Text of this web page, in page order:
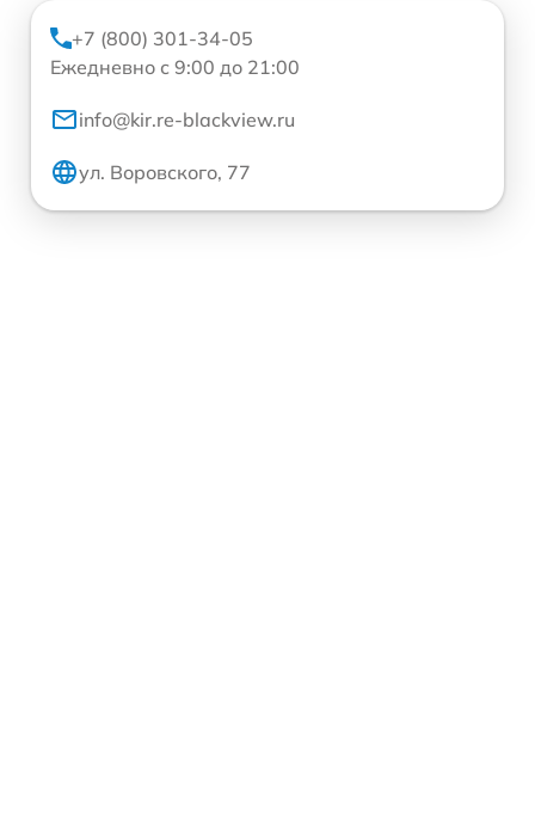
+7 (800) 301-34-05
Ежедневно с 9:00 до 21:00
info@kir.re-blackview.ru
ул. Воровского, 77